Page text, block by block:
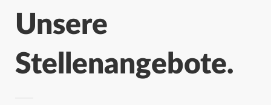
Unsere
Stellenangebote.